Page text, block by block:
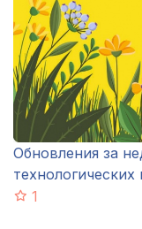
Обновления за
1